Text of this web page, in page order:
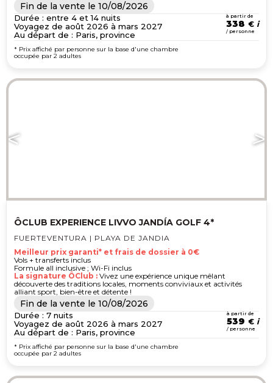
Fin de la vente le 10/08/2026
Durée : entre 4 et 14 nuits
Voyagez de août 2026 à mars 2027
Au départ de : Paris, province
à partir de
338 €
/ personne
* Prix affiché par personne sur la base d'une chambre
occupée par 2 adultes
ÔCLUB EXPERIENCE LIVVO JANDÍA GOLF 4*
FUERTEVENTURA | PLAYA DE JANDIA
Meilleur prix garanti* et frais de dossier à 0€
Vols + transferts inclus
Formule all inclusive ; Wi-Fi inclus
La signature ÔClub : Vivez une expérience unique mêlant
découverte des traditions locales, moments conviviaux et activités
alliant sport, bien-être et détente !
Fin de la vente le 10/08/2026
Durée : 7 nuits
Voyagez de août 2026 à mars 2027
Au départ de : Paris, province
à partir de
539 €
/ personne
* Prix affiché par personne sur la base d'une chambre
occupée par 2 adultes